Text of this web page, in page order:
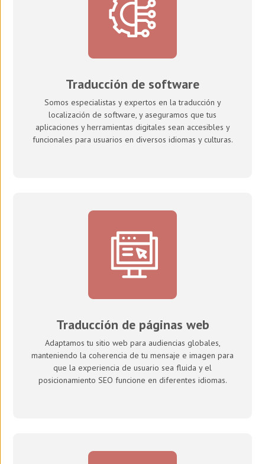
Traducción de software
Somos especialistas y expertos en la traducción y
localización de software, y aseguramos que tus
aplicaciones y herramientas digitales sean accesibles y
funcionales para usuarios en diversos idiomas y culturas.
Traducción de páginas web
Adaptamos tu sitio web para audiencias globales,
manteniendo la coherencia de tu mensaje e imagen para
que la experiencia de usuario sea fluida y el
posicionamiento SEO funcione en diferentes idiomas.